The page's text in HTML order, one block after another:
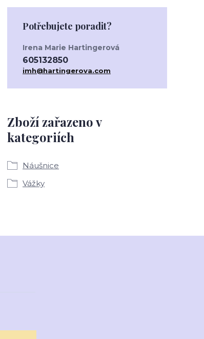
Zboží zařazeno v
kategoriích
Náušnice
Vážky
Potřebujete poradit?
Irena Marie Hartingerová
605132850
imh@hartingerova.com